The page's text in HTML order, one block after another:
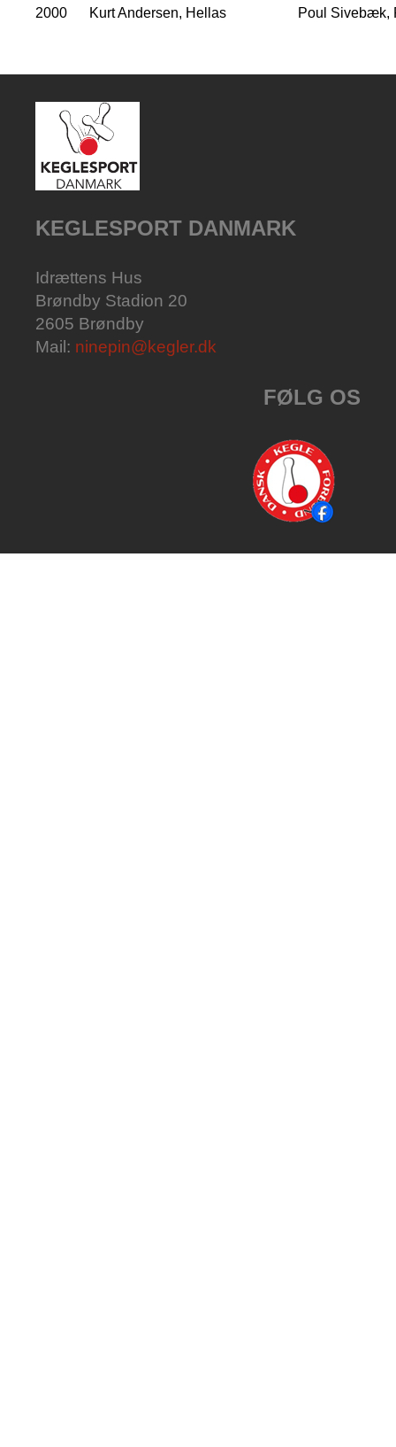
2000
Kurt Andersen, Hellas Poul Sivebæk,
KEGLESPORT DANMARK
Idrættens Hus
Brøndby Stadion 20
2605 Brøndby
Mail: ninepin@kegler.dk
FØLG OS